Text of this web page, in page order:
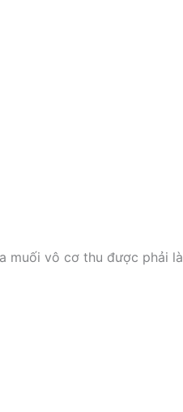
muối vô cơ thu được phải là